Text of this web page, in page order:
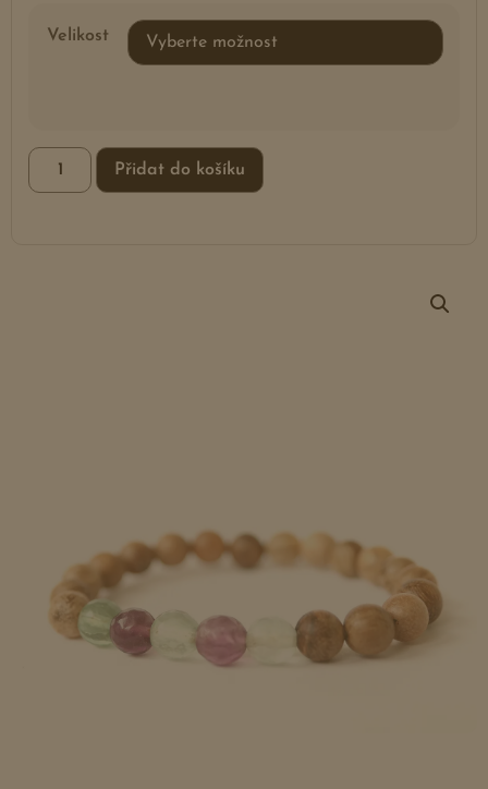
Velikost
Přidat do košíku